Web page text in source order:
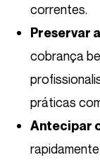
correntes.
Preservar
cobrança
práticas
Antecipar